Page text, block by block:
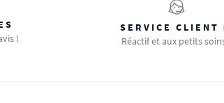
!
SERVICE CLIENT
Réactif et aux petits